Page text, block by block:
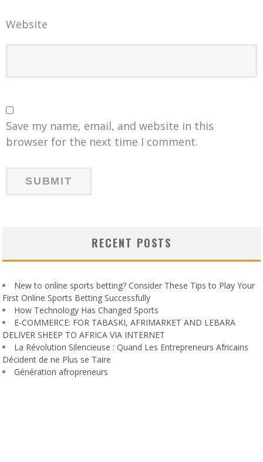
Website
Save my name, email, and website in this
browser for the next time I comment.
RECENT POSTS
New to online sports betting? Consider These Tips to Play Your
First Online Sports Betting Successfully
How Technology Has Changed Sports
E-COMMERCE: FOR TABASKI, AFRIMARKET AND LEBARA
DELIVER SHEEP TO AFRICA VIA INTERNET
La Révolution Silencieuse : Quand Les Entrepreneurs Africains
Décident de ne Plus se Taire
Génération afropreneurs